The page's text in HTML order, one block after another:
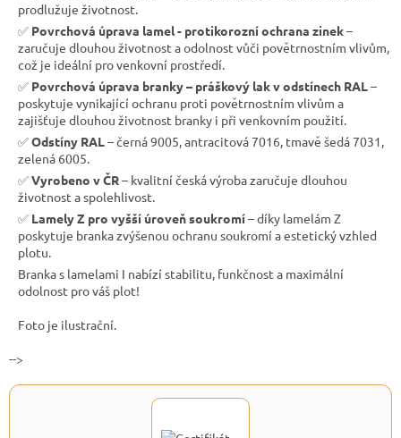
prodlužuje životnost.
✅ Povrchová úprava lamel - protikorozní ochrana zinek–
zaručuje dlouhou životnost a odolnost vůči povětrnostním vlivům,
což je ideální pro venkovní prostředí.
✅ Povrchová úprava branky – práškový lak v odstínech RAL–
poskytuje vynikající ochranu proti povětrnostním vlivům a
zajišťuje dlouhou životnost branky i při venkovním použití.
✅Odstíny RAL– černá 9005, antracitová 7016, tmavě šedá 7031,
zelená 6005.
✅Vyrobeno v ČR– kvalitní česká výroba zaručuje dlouhou
životnost a spolehlivost.
✅ Lamely Z pro vyšší úroveň soukromí– díky lamelám Z
poskytuje branka zvýšenou ochranu soukromí a estetický vzhled
plotu.
Branka s lamelami I nabízí stabilitu, funkčnost a maximální
odolnost pro váš plot!
Foto je ilustrační.
-->